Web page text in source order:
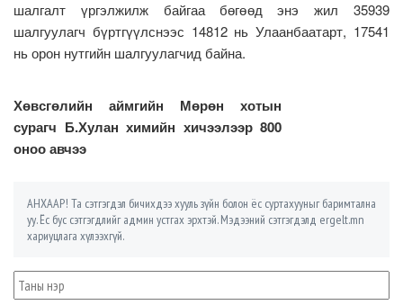
шалгалт үргэлжилж байгаа бөгөөд энэ жил 35939
шалгуулагч бүртгүүлснээс 14812 нь Улаанбаатарт, 17541
нь орон нутгийн шалгуулагчид байна.
Хөвсгөлийн аймгийн Мөрөн хотын
сурагч Б.Хулан химийн хичээлээр 800
оноо авчээ
АНХААР! Та сэтгэгдэл бичихдээ хууль зүйн болон ёс суртахууныг баримтална
уу. Ёс бус сэтгэгдлийг админ устгах эрхтэй. Мэдээний сэтгэгдэлд ergelt.mn
хариуцлага хүлээхгүй.